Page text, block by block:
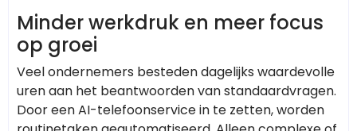
Minder werkdruk en meer focus
op groei
Veel ondernemers besteden dagelijks waardevolle
uren aan het beantwoorden van standaardvragen.
Door een AI-telefoonservice in te zetten, worden